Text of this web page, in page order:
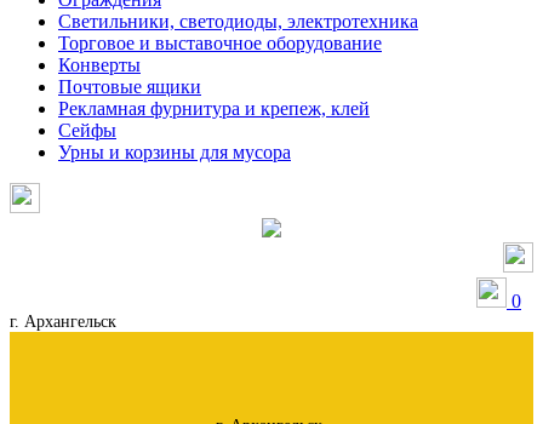
Светильники, светодиоды, электротехника
Торговое и выставочное оборудование
Конверты
Почтовые ящики
Рекламная фурнитура и крепеж, клей
Сейфы
Урны и корзины для мусора
0
г. Архангельск